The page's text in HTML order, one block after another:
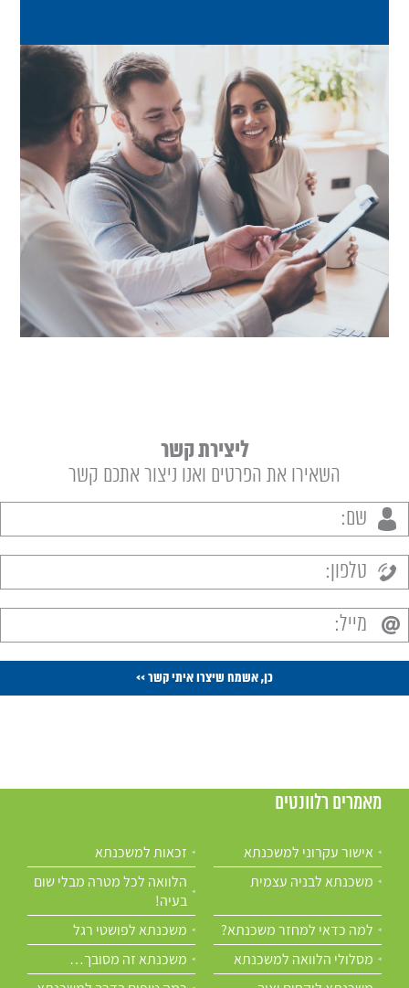
ליצירת קשר
השאירו את הפרטים ואנו ניצור אתכם קשר
מאמרים רלוונטים
אישור עקרוני למשכנתא
זכאות למשכנתא
משכנתא לבניה עצמית
הלוואה לכל מטרה מבלי שום
בעיה!
למה כדאי למחזר משכנתא?
משכנתא לפושטי רגל
מסלולי הלוואה למשכנתא
משכנתא זה מסובך…